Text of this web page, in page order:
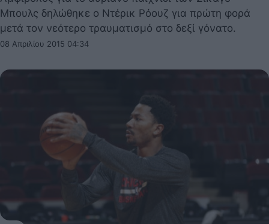
Μπουλς δηλώθηκε ο Ντέρικ Ρόουζ για πρώτη φορά
μετά τον νεότερο τραυματισμό στο δεξί γόνατο.
08 Απριλίου 2015 04:34